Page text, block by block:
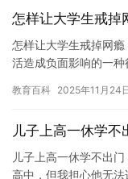
怎样让大学生戒掉
怎样让大学生戒掉网
活造成负面影响的一种
网瘾…
教育百科 2025年11月24
儿子上高一休学不
儿子上高一休学不出
高中，但我担心他无